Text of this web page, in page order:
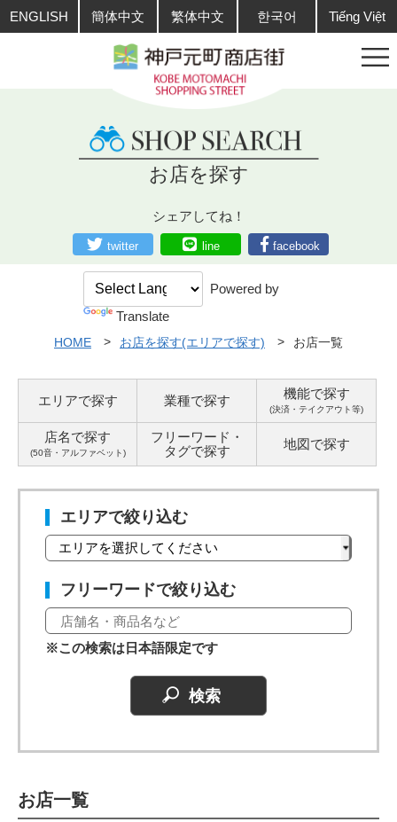
ENGLISH 簡体中文 繁体中文 한국어 Tiếng Việt
お店を探す
シェアしてね！
twitter line facebook
Powered by
Translate
HOME お店を探す(エリアで探す) お店一覧
エリアで探す 業種で探す 機能で探す
(決済・テイクアウト等)
店名で探す
(50音・アルファベット)
フリーワード・
タグで探す 地図で探す
エリアで絞り込む
フリーワードで絞り込む
※この検索は日本語限定です
お店一覧